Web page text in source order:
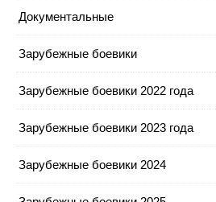
Документальные
Зарубежные боевики
Зарубежные боевики 2022 года
Зарубежные боевики 2023 года
Зарубежные боевики 2024